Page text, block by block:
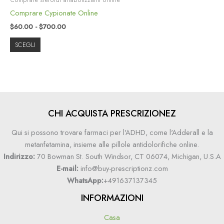
Comprare Cypionate Online
$60.00 - $700.00
SCEGLI
CHI ACQUISTA PRESCRIZIONEZ
Qui si possono trovare farmaci per l'ADHD, come l'Adderall e la
metanfetamina, insieme alle pillole antidolorifiche online.
Indirizzo: 70 Bowman St. South Windsor, CT 06074, Michigan, U.S.A
E-mail: info@buy-prescriptionz.com
WhatsApp:+491637137345
INFORMAZIONI
Casa